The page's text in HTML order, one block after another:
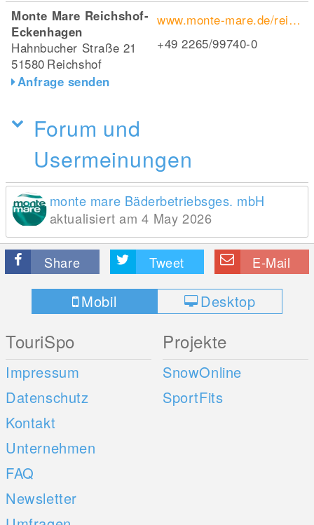
Monte Mare Reichshof-
Eckenhagen
Hahnbucher Straße 21
51580 Reichshof
Anfrage senden
www.monte-mare.de/reichshof/
+49 2265/99740-0
Forum und
Usermeinungen
monte mare Bäderbetriebsges. mbH
aktualisiert am 4 May 2026
Share Tweet E-Mail
Mobil Desktop
TouriSpo
Impressum
Datenschutz
Kontakt
Unternehmen
FAQ
Newsletter
Projekte
SnowOnline
SportFits